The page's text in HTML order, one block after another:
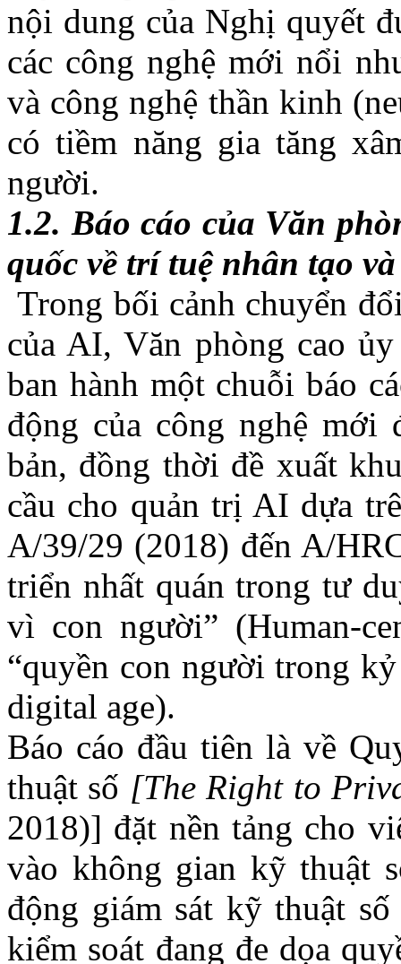
nội dung của Nghị quyết
các công nghệ mới nổi
và công nghệ thần kinh
có tiềm năng gia tăng
người.
1.2. Báo cáo của Văn
quốc về trí tuệ nhân tạo
Trong bối cảnh chuyển
của AI, Văn phòng cao
ban hành một chuỗi báo
động của công nghệ
bản, đồng thời đề xuất
cầu cho quản trị AI dựa
A/39/29 (2018) đến A/
triển nhất quán trong tư
vì con người” (Human-
“quyền con người trong
digital age).
Báo cáo đầu tiên là về
thuật số [The Right to
2018)] đặt nền tảng cho
vào không gian kỹ thuật
động giám sát kỹ thuật
kiểm soát đang đe dọa